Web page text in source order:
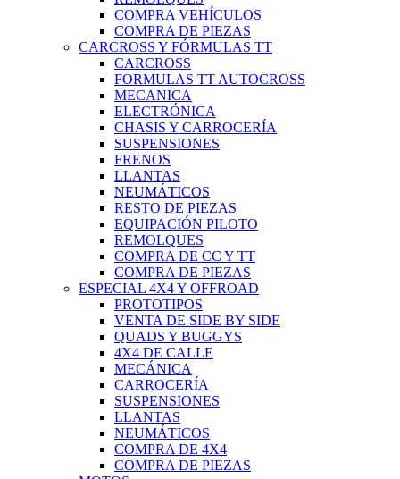
COMPRA VEHÍCULOS
COMPRA DE PIEZAS
CARCROSS Y FÓRMULAS TT
CARCROSS
FORMULAS TT AUTOCROSS
MECANICA
ELECTRÓNICA
CHASIS Y CARROCERÍA
SUSPENSIONES
FRENOS
LLANTAS
NEUMÁTICOS
RESTO DE PIEZAS
EQUIPACIÓN PILOTO
REMOLQUES
COMPRA DE CC Y TT
COMPRA DE PIEZAS
ESPECIAL 4X4 Y OFFROAD
PROTOTIPOS
VENTA DE SIDE BY SIDE
QUADS Y BUGGYS
4X4 DE CALLE
MECÁNICA
CARROCERÍA
SUSPENSIONES
LLANTAS
NEUMÁTICOS
COMPRA DE 4X4
COMPRA DE PIEZAS